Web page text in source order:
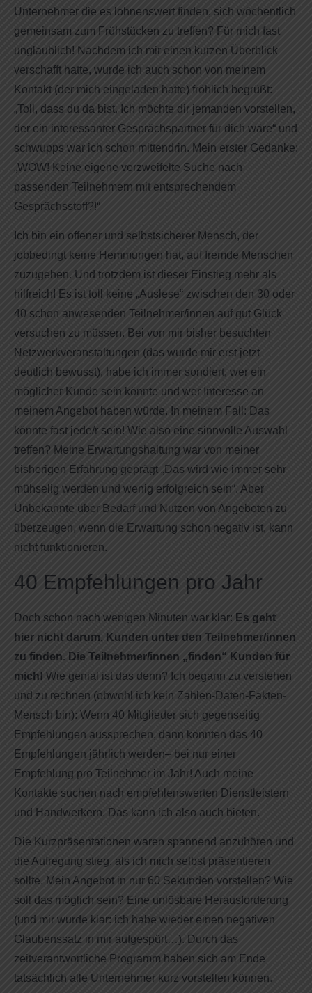
Unternehmer die es lohnenswert finden, sich wöchentlich
gemeinsam zum Frühstücken zu treffen? Für mich fast
unglaublich! Nachdem ich mir einen kurzen Überblick
verschafft hatte, wurde ich auch schon von meinem
Kontakt (der mich eingeladen hatte) fröhlich begrüßt:
„Toll, dass du da bist. Ich möchte dir jemanden vorstellen,
der ein interessanter Gesprächspartner für dich wäre“ und
schwupps war ich schon mittendrin. Mein erster Gedanke:
„WOW! Keine eigene verzweifelte Suche nach
passenden Teilnehmern mit entsprechendem
Gesprächsstoff?!“
Ich bin ein offener und selbstsicherer Mensch, der
jobbedingt keine Hemmungen hat, auf fremde Menschen
zuzugehen. Und trotzdem ist dieser Einstieg mehr als
hilfreich! Es ist toll keine „Auslese“ zwischen den 30 oder
40 schon anwesenden Teilnehmer/innen auf gut Glück
versuchen zu müssen. Bei von mir bisher besuchten
Netzwerkveranstaltungen (das wurde mir erst jetzt
deutlich bewusst), habe ich immer sondiert, wer ein
möglicher Kunde sein könnte und wer Interesse an
meinem Angebot haben würde. In meinem Fall: Das
könnte fast jede/r sein! Wie also eine sinnvolle Auswahl
treffen? Meine Erwartungshaltung war von meiner
bisherigen Erfahrung geprägt „Das wird wie immer sehr
mühselig werden und wenig erfolgreich sein“. Aber
Unbekannte über Bedarf und Nutzen von Angeboten zu
überzeugen, wenn die Erwartung schon negativ ist, kann
nicht funktionieren.
40 Empfehlungen pro Jahr
Doch schon nach wenigen Minuten war klar: Es geht
hier nicht darum, Kunden unter den Teilnehmer/innen
zu finden. Die Teilnehmer/innen „finden“ Kunden für
mich! Wie genial ist das denn? Ich begann zu verstehen
und zu rechnen (obwohl ich kein Zahlen-Daten-Fakten-
Mensch bin): Wenn 40 Mitglieder sich gegenseitig
Empfehlungen aussprechen, dann könnten das 40
Empfehlungen jährlich werden– bei nur einer
Empfehlung pro Teilnehmer im Jahr! Auch meine
Kontakte suchen nach empfehlenswerten Dienstleistern
und Handwerkern. Das kann ich also auch bieten.
Die Kurzpräsentationen waren spannend anzuhören und
die Aufregung stieg, als ich mich selbst präsentieren
sollte. Mein Angebot in nur 60 Sekunden vorstellen? Wie
soll das möglich sein? Eine unlösbare Herausforderung
(und mir wurde klar: ich habe wieder einen negativen
Glaubenssatz in mir aufgespürt…). Durch das
zeitverantwortliche Programm haben sich am Ende
tatsächlich alle Unternehmer kurz vorstellen können.